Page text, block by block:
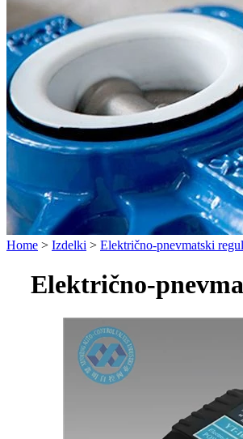
Home > Izdelki > Električno-pnevmatski
Električno-